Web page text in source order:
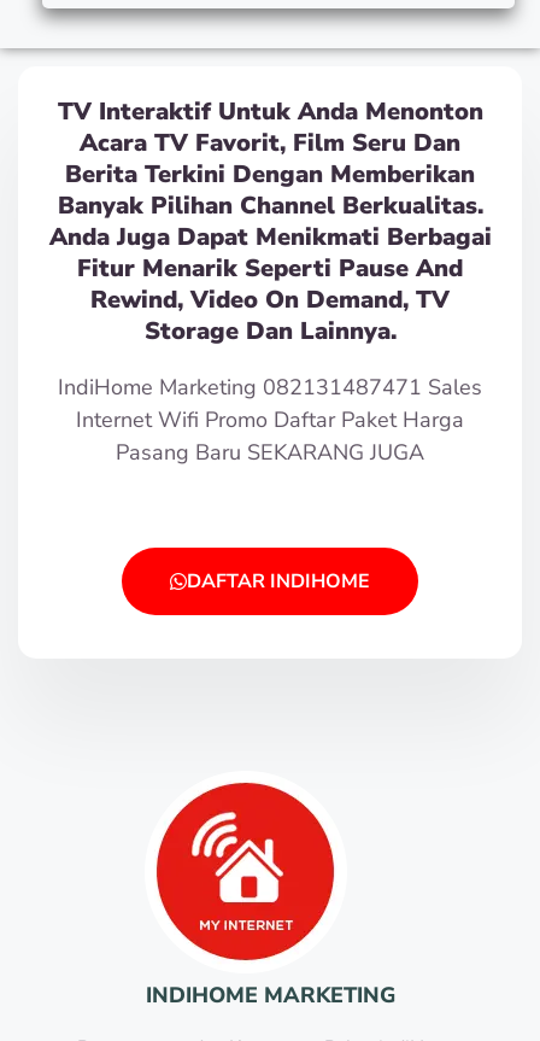
TV Interaktif Untuk Anda Menonton
Acara TV Favorit, Film Seru Dan
Berita Terkini Dengan Memberikan
Banyak Pilihan Channel Berkualitas.
Anda Juga Dapat Menikmati Berbagai
Fitur Menarik Seperti Pause And
Rewind, Video On Demand, TV
Storage Dan Lainnya.
IndiHome Marketing 082131487471 Sales
Internet Wifi Promo Daftar Paket Harga
Pasang Baru SEKARANG JUGA
DAFTAR INDIHOME
INDIHOME MARKETING